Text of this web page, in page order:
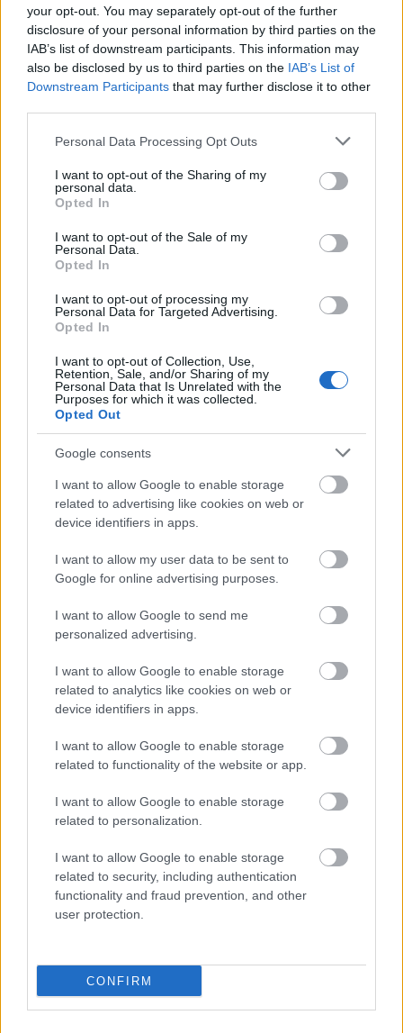
your opt-out. You may separately opt-out of the further
disclosure of your personal information by third parties on the
IAB’s list of downstream participants. This information may
also be disclosed by us to third parties on the IAB’s List of
Downstream Participants that may further disclose it to other
Please note that this website/app uses one or more Google
not limited to your visit or usage behaviour. You may click to
grant or deny consent to Google and its third-party tags to
use your data for below specified purposes in below Google
consent section.
Personal Data Processing Opt Outs
I want to opt-out of the Sharing of my
personal data.
Opted In
I want to opt-out of the Sale of my
Personal Data.
Opted In
I want to opt-out of processing my
Personal Data for Targeted Advertising.
Opted In
I want to opt-out of Collection, Use,
Retention, Sale, and/or Sharing of my
Personal Data that Is Unrelated with the
Purposes for which it was collected.
Opted Out
Google consents
I want to allow Google to enable storage
related to advertising like cookies on web or
device identifiers in apps.
I want to allow my user data to be sent to
Google for online advertising purposes.
I want to allow Google to send me
personalized advertising.
I want to allow Google to enable storage
related to analytics like cookies on web or
device identifiers in apps.
I want to allow Google to enable storage
related to functionality of the website or app.
I want to allow Google to enable storage
related to personalization.
I want to allow Google to enable storage
related to security, including authentication
functionality and fraud prevention, and other
user protection.
CONFIRM
A lazikai háború lezárultával nem sok minden
változott a korábbiakhoz képest. A status quo állt
helyre ismét. De annak ellenére, hogy a két
nagyhatalom közötti háborúk nagy része rendre ide
vezetett, számtalan folyamat okozta azt, hogy ezt a
status quo-t mindkét nagyhatalom…
Bizánci - perzsa háborúk 4. rész: A
lazikai háború
2009. június 01.
végződött kr. u. 531-ben. A Szasszanida állam
megszilárdította fennhatóságát a kaukázusi
hogy a vele szomszédos Lazika a bizánci befolyási
övezetbe tartozik. Lazika alapvetően…
Bizánci - perzsa háborúk 3. rész: Az
ibériai háború
2009. április 30.
folytatnánk, mert még nem értünk a végére, és nem
mellesleg azért, mert a nép követelte. Sajnos, már
legjobb részek. De hagyjuk a spoilereket. A 6.
századra a népvándorlás lecsengett, ami…
A bizánci-szláv háborúk II.
Szláv - avar betörések bizánci területreAz avarok,
szláv szövetségeseikkel hamar Bizánc ellen
fordultak. Az avar nagykagán, Baján elfoglalta
Mitrovica) nem sokkal a letelepedésük után, ezzel
rést ütött a Duna menti védvonalon, és a…
A bizánci - szláv háborúk I.
Jusztiniánusz halála után Bizánc hirtelen több